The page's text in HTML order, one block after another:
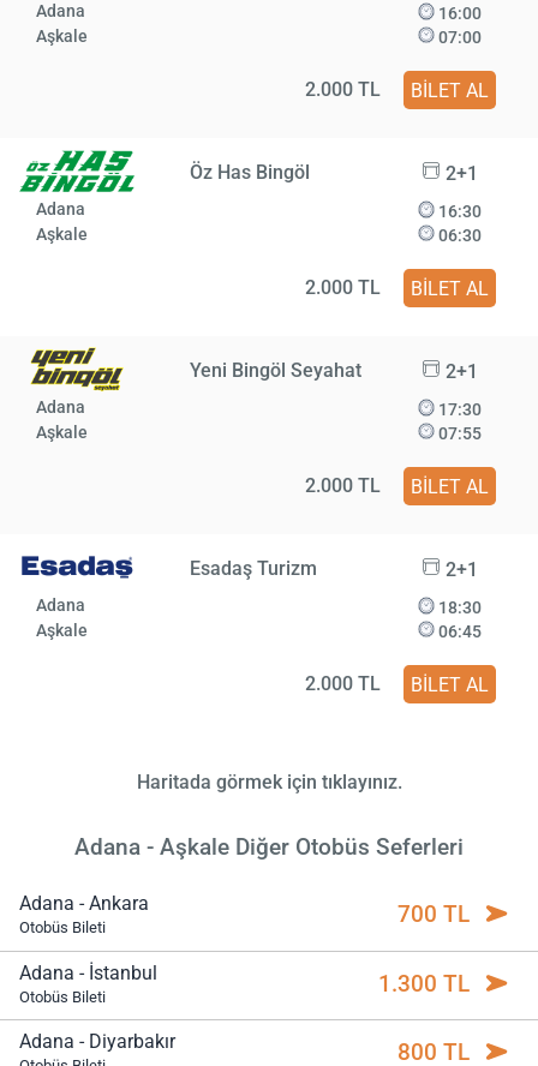
Adana
Aşkale
16:00
07:00
2.000 TL BİLET AL
Öz Has Bingöl 2+1
Adana
Aşkale
16:30
06:30
2.000 TL BİLET AL
Yeni Bingöl Seyahat 2+1
Adana
Aşkale
17:30
07:55
2.000 TL BİLET AL
Esadaş Turizm 2+1
Adana
Aşkale
18:30
06:45
2.000 TL BİLET AL
Haritada görmek için tıklayınız.
Adana - Aşkale Diğer Otobüs Seferleri
Adana - Ankara
Otobüs Bileti 700 TL
Adana - İstanbul
Otobüs Bileti 1.300 TL
Adana - Diyarbakır 800 TL